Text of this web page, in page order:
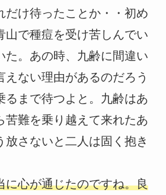
だけ待ったことか・・初め
山で種痘を受け苦しんでい
た。あの時、九齢に間違い
えない理由があるのだろう
るまで待つよと。九齢はあ
苦難を乗り越えて来れたあ
放さないと二人は固く抱き
に心が通じたのですね。良